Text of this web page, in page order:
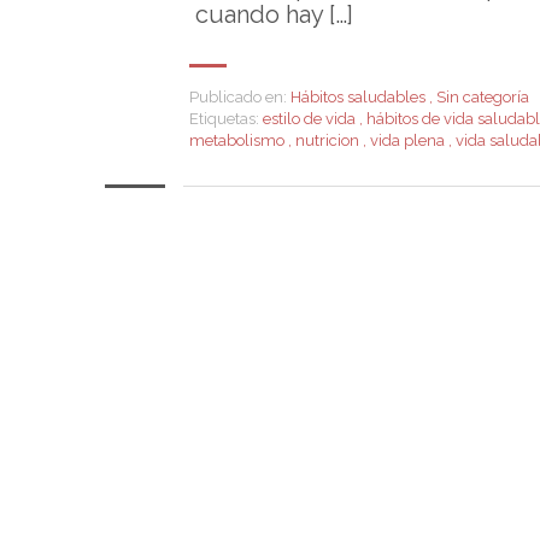
cuando hay […]
Publicado en: Hábitos saludables , Sin categoría
Etiquetas: estilo de vida , hábitos de vida
metabolismo , nutricion , vida plena , vida